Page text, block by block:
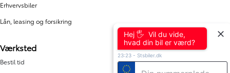
Erhvervsbiler
Lån, leasing og forsikring
Værksted
Bestil tid
Hej 🖐 Vil du vide,
hvad din bil er værd?
23:23 - Stsbiler.dk